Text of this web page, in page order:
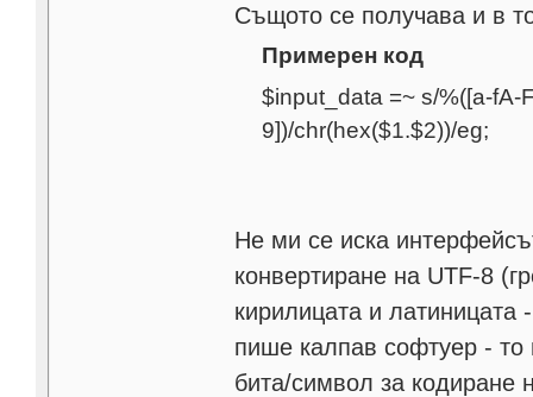
Същото се получава и в
Примерен код
$input_data =~ s/%([a-fA-
9])/chr(hex($1.$2))/eg;
Не ми се иска
конвертиране на UTF-8
кирилицата и
пише калпав софтуер - то
бита/символ за кодиране